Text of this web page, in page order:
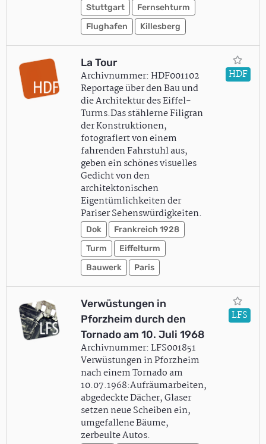
Stuttgart
Fernsehturm
Flughafen
Killesberg
La Tour
Archivnummer: HDF001102
Reportage über den Bau und
die Architektur des Eiffel-
Turms.Das stählerne Filigran
der Konstruktionen,
fotografiert von einem
fahrenden Fahrstuhl aus,
geben ein schönes visuelles
Gedicht von den
architektonischen
Eigentümlichkeiten der
Pariser Sehenswürdigkeiten.
Dok
Frankreich 1928
Turm
Eiffelturm
Bauwerk
Paris
HDF
Verwüstungen in
Pforzheim durch den
Tornado am 10. Juli 1968
Archivnummer: LFS001851
Verwüstungen in Pforzheim
nach einem Tornado am
10.07.1968:Aufräumarbeiten,
abgedeckte Dächer, Glaser
setzen neue Scheiben ein,
umgefallene Bäume,
zerbeulte Autos.
LFS